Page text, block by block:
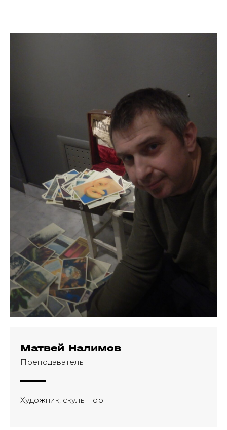
Матвей Налимов
Преподаватель
Художник, скульптор